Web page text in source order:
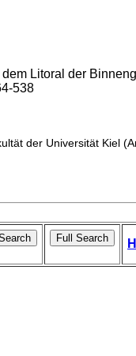
Litoral der
538
der Universität Kiel